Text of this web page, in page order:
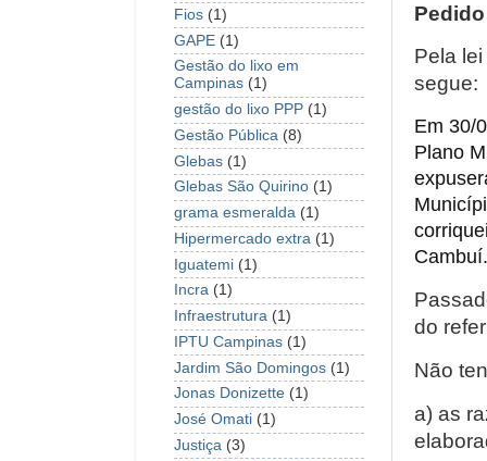
Pela
segue:
Em 30/
Plano
Cambuí.
do
Não
a) as
Fios (1)
GAPE (1)
Gestão do lixo em
Campinas (1)
gestão do lixo PPP (1)
Gestão Pública (8)
Glebas (1)
Glebas São Quirino (1)
grama esmeralda (1)
Hipermercado extra (1)
Iguatemi (1)
Incra (1)
Infraestrutura (1)
IPTU Campinas (1)
Jardim São Domingos (1)
Jonas Donizette (1)
José Omati (1)
Justiça (3)